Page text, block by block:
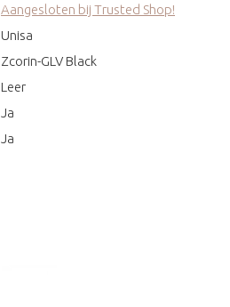
Aangesloten bij Trusted Shop!
Unisa
Zcorin-GLV Black
Leer
Ja
Ja